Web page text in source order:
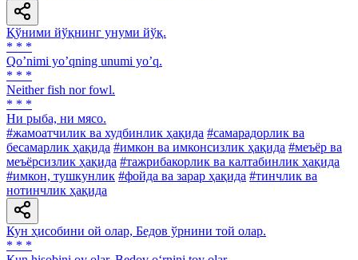
Қўними йўқнинг унуми йўқ.
* * *
Qoʼnimi yoʼqning unumi yoʼq.
* * *
Neither fish nor fowl.
* * *
Ни рыба, ни мясо.
#жамоатчилик ва худбинлик ҳақида #самарадорлик ва
бесамарлик ҳақида #имкон ва имконсизлик ҳақида #меъёр ва
меъёрсизлик ҳақида #тажрибакорлик ва калтабинлик ҳақида
#имкон, тушкунлик #фойда ва зарар ҳақида #тинчлик ва
нотинчлик ҳақида
Кун ҳисобини ой олар, Бедов ўрнини той олар.
* * *